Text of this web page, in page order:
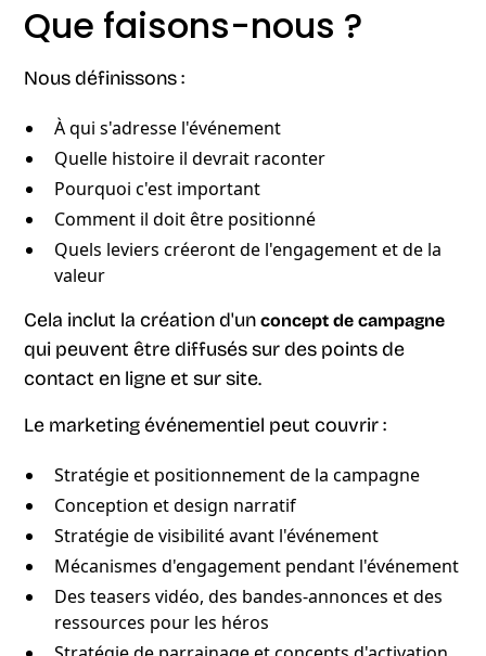
Que faisons-nous ?
Nous définissons :
À qui s'adresse l'événement
Quelle histoire il devrait raconter
Pourquoi c'est important
Comment il doit être positionné
Quels leviers créeront de l'engagement et de la
valeur
Cela inclut la création d'unconcept de campagne
qui peuvent être diffusés sur des points de
contact en ligne et sur site.
Le marketing événementiel peut couvrir :
Stratégie et positionnement de la campagne
Conception et design narratif
Stratégie de visibilité avant l'événement
Mécanismes d'engagement pendant l'événement
Des teasers vidéo, des bandes-annonces et des
ressources pour les héros